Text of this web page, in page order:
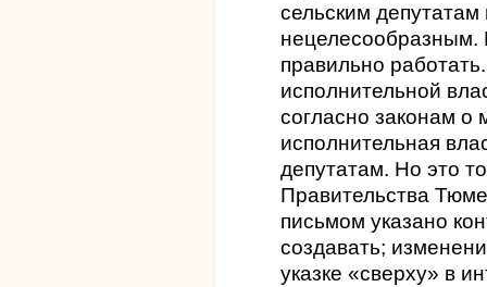
сельским
нецелесообразным.
правильно
исполнительной
согласно законам о
исполнительная
депутатам. Но это
Правительства
письмом указано
создавать;
указке «сверху» в